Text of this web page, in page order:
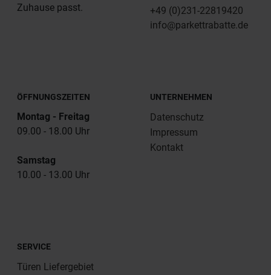
Zuhause passt.
+49 (0)231-22819420
info@parkettrabatte.de
ÖFFNUNGSZEITEN
Montag - Freitag
09.00 - 18.00 Uhr
Samstag
10.00 - 13.00 Uhr
UNTERNEHMEN
Datenschutz
Impressum
Kontakt
SERVICE
Türen Liefergebiet